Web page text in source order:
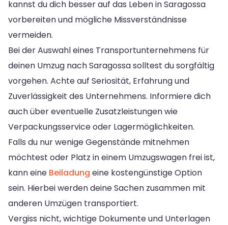
kannst du dich besser auf das Leben in Saragossa
vorbereiten und mögliche Missverständnisse
vermeiden.
Bei der Auswahl eines Transportunternehmens für
deinen Umzug nach Saragossa solltest du sorgfältig
vorgehen. Achte auf Seriosität, Erfahrung und
Zuverlässigkeit des Unternehmens. Informiere dich
auch über eventuelle Zusatzleistungen wie
Verpackungsservice oder Lagermöglichkeiten.
Falls du nur wenige Gegenstände mitnehmen
möchtest oder Platz in einem Umzugswagen frei ist,
kann eine Beiladung eine kostengünstige Option
sein. Hierbei werden deine Sachen zusammen mit
anderen Umzügen transportiert.
Vergiss nicht, wichtige Dokumente und Unterlagen